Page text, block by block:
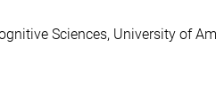
Sciences, University of